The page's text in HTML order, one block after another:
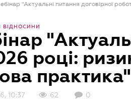
ВІДНОСИНИ
році:
практика"
10:37 62 0